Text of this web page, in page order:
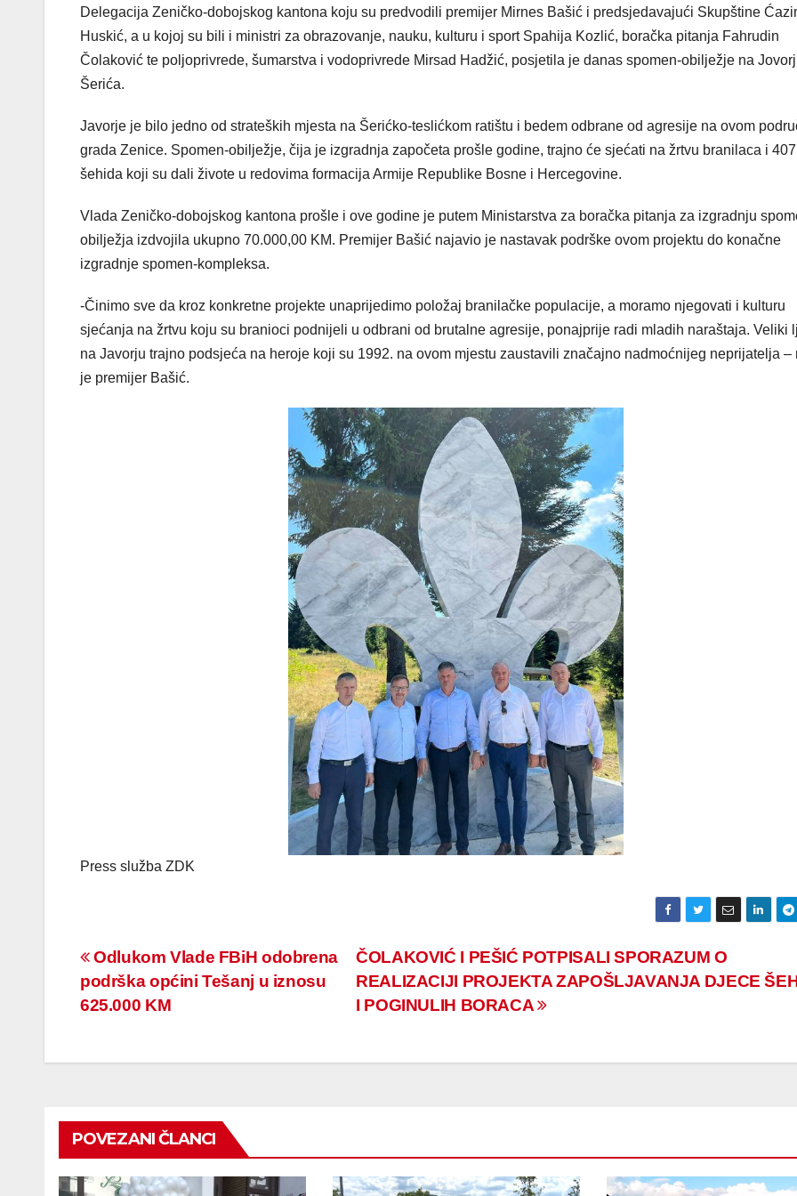
Delegacija Zeničko-dobojskog kantona koju su predvodili premijer Mirnes Bašić i predsjedavajući Skupštine
Huskić, a u kojoj su bili i ministri za obrazovanje, nauku, kulturu i sport Spahija Kozlić, boračka pitanja Fahrudin
Čolaković te poljoprivrede, šumarstva i vodoprivrede Mirsad Hadžić, posjetila je danas spomen-obilježje na
Šerića.
Javorje je bilo jedno od strateških mjesta na Šerićko-teslićkom ratištu i bedem odbrane od agresije na ovom
grada Zenice. Spomen-obilježje, čija je izgradnja započeta prošle godine, trajno će sjećati na žrtvu branilaca i 407
šehida koji su dali živote u redovima formacija Armije Republike Bosne i Hercegovine.
Vlada Zeničko-dobojskog kantona prošle i ove godine je putem Ministarstva za boračka pitanja za izgradnju
obilježja izdvojila ukupno 70.000,00 KM. Premijer Bašić najavio je nastavak podrške ovom projektu do konačne
izgradnje spomen-kompleksa.
-Činimo sve da kroz konkretne projekte unaprijedimo položaj branilačke populacije, a moramo njegovati i kulturu
sjećanja na žrtvu koju su branioci podnijeli u odbrani od brutalne agresije, ponajprije radi mladih naraštaja. Veliki
na Javorju trajno podsjeća na heroje koji su 1992. na ovom mjestu zaustavili značajno nadmoćnijeg neprijatelja –
je premijer Bašić.
Press služba ZDK
Navigacija
članaka
ČOLAKOVIĆ I PEŠIĆ POTPISALI SPORAZUM O
REALIZACIJI PROJEKTA ZAPOŠLJAVANJA DJECE
I POGINULIH BORACA
Odlukom Vlade FBiH odobrena
podrška općini Tešanj u iznosu
625.000 KM
POVEZANI ČLANCI